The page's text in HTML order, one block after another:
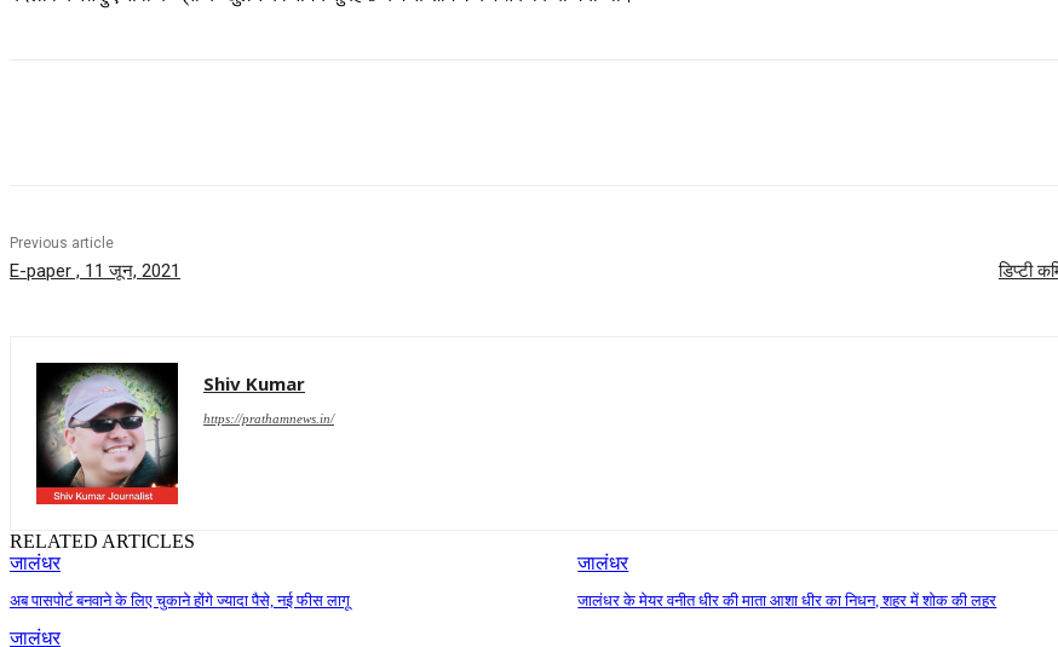
Previous article
E-paper , 11 जून, 2021 डिप्टी
Shiv Kumar
https://prathamnews.in/
RELATED ARTICLES
जालंधर
अब पासपोर्ट बनवाने के लिए चुकाने होंगे ज्यादा पैसे, नई फीस लागू
जालंधर
जालंधर के मेयर वनीत धीर की माता आशा धीर का निधन, शहर में शोक की लहर
जालंधर